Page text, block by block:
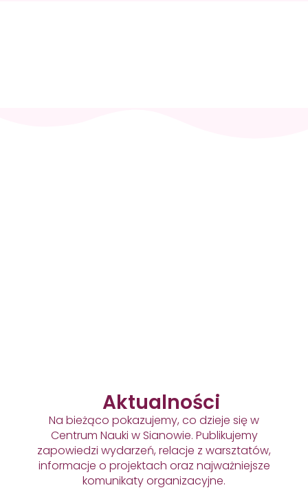
Aktualności
Na bieżąco pokazujemy, co dzieje się w
Centrum Nauki w Sianowie. Publikujemy
zapowiedzi wydarzeń, relacje z warsztatów,
informacje o projektach oraz najważniejsze
komunikaty organizacyjne.